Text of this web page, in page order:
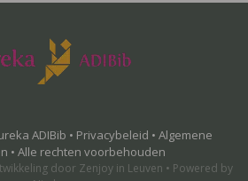
ADIBib • Privacybeleid • Algemene
• Alle rechten voorbehouden
door Zenjoy in Leuven • Powered by